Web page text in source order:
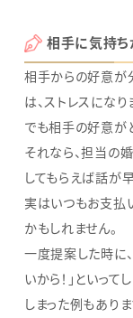
相手に気持
相手からの好意が
は、ストレスになり
でも相手の好意が
それなら、担当の
してもらえば話が早
実はいつもお支払
かもしれません。
一度提案した時に
いから！」といって
しまった例もありま